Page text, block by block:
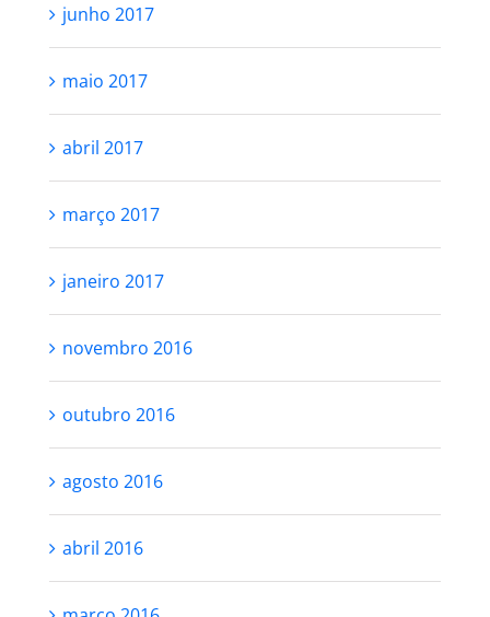
junho 2017
maio 2017
abril 2017
março 2017
janeiro 2017
novembro 2016
outubro 2016
agosto 2016
abril 2016